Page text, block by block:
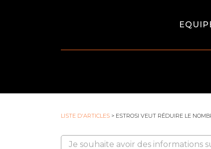
LISTE D'ARTICLES > ESTROSI VEUT RÉDUIRE LE